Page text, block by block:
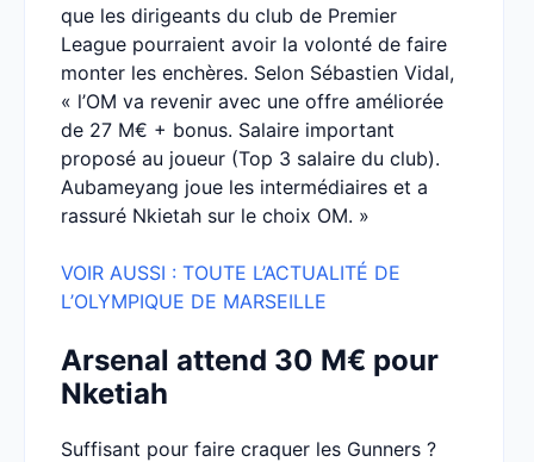
que les dirigeants du club de Premier
League pourraient avoir la volonté de faire
monter les enchères. Selon Sébastien Vidal,
« l’OM va revenir avec une offre améliorée
de 27 M€ + bonus. Salaire important
proposé au joueur (Top 3 salaire du club).
Aubameyang joue les intermédiaires et a
rassuré Nkietah sur le choix OM. »
VOIR AUSSI : TOUTE L’ACTUALITÉ DE
L’OLYMPIQUE DE MARSEILLE
Arsenal attend 30 M€ pour
Nketiah
Suffisant pour faire craquer les Gunners ?